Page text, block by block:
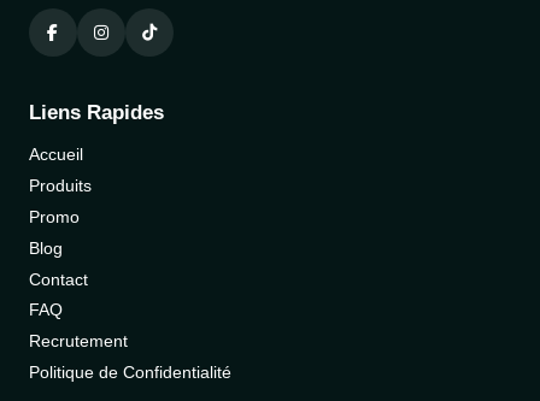
Liens Rapides
Accueil
Produits
Promo
Blog
Contact
FAQ
Recrutement
Politique de Confidentialité